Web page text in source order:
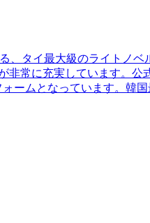
、タイ最大級のライトノベ
非常に充実しています。公
ームとなっています。韓